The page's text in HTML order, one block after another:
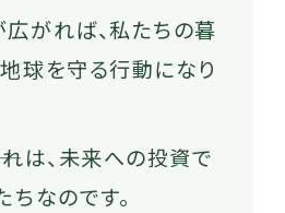
がれば、私たちの暮
球を守る行動になり
れは、未来への投資で
ちなのです。